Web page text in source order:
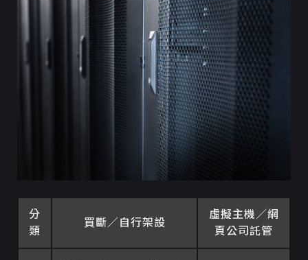
分
類
買斷／自行架設
虛擬主機／網
頁公司託管